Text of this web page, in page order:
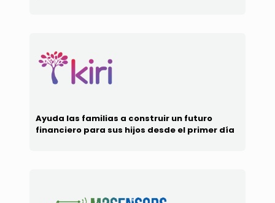
Ayuda las familias a construir un futuro
financiero para sus hijos desde el primer día